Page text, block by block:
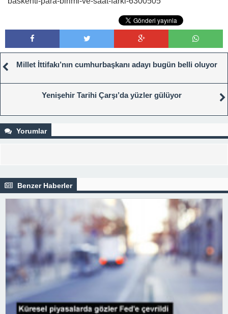
Millet İttifakı’nın cumhurbaşkanı adayı bugün belli oluyor
Yenişehir Tarihi Çarşı’da yüzler gülüyor
Yorumlar
Benzer Haberler